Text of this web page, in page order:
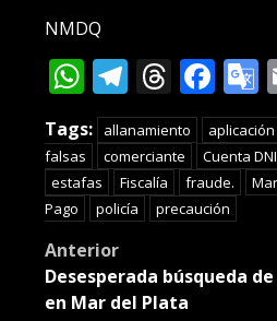
NMDQ
WhatsApp
Tags: allanamiento
falsas
comerciante Cuenta DNI
estafas
Fiscalía fraude.
Pago
policía precaución
Post
navigation
Anterior
Desesperada búsqueda
en Mar del Plata